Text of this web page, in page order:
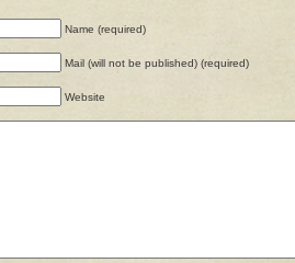
Name (required)
Mail (will not be published) (required)
Website